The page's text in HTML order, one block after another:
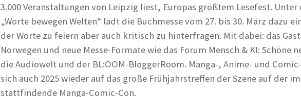
3.000 Veranstaltungen von Leipzig liest, Europas größtem Lesefest.
„Worte bewegen Welten“ lädt die Buchmesse vom 27. bis 30. März dazu
der Worte zu feiern aber auch kritisch zu hinterfragen. Mit dabei: das
Norwegen und neue Messe-Formate wie das Forum Mensch & KI: Schöne
die Audiowelt und der BL:OOM-BloggerRoom. Manga-, Anime- und
sich auch 2025 wieder auf das große Frühjahrstreffen der Szene auf der
stattfindende Manga-Comic-Con.